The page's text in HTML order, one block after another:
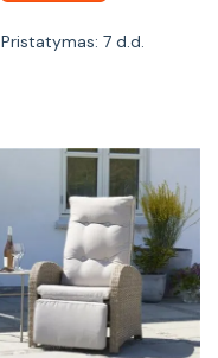
Pristatymas: 7 d.d.